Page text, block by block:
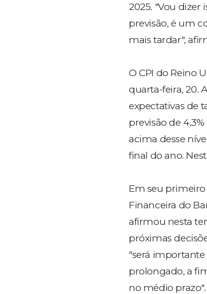
2025. "Vou
previsão, é um
mais tardar",
O CPI do Reino
quarta-feira, 20.
expectativas de
previsão de
acima desse
final do ano.
Em seu
Financeira do
afirmou nesta
próximas
"será
prolongado, a
no médio prazo".